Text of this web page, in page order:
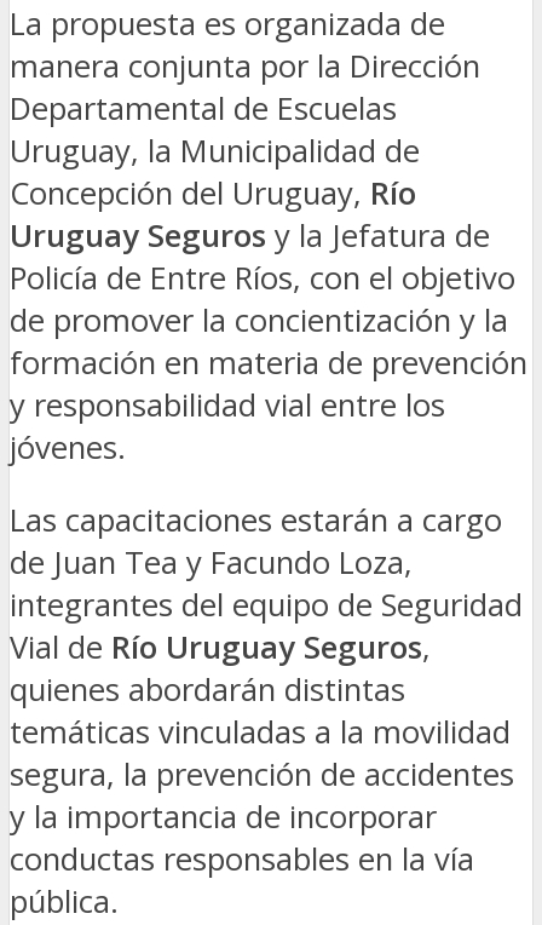
La propuesta es organizada de
manera conjunta por la Dirección
Departamental de Escuelas
Uruguay, la Municipalidad de
Concepción del Uruguay, Río
Uruguay Seguros y la Jefatura de
Policía de Entre Ríos, con el objetivo
de promover la concientización y la
formación en materia de prevención
y responsabilidad vial entre los
jóvenes.
Las capacitaciones estarán a cargo
de Juan Tea y Facundo Loza,
integrantes del equipo de Seguridad
Vial de Río Uruguay Seguros,
quienes abordarán distintas
temáticas vinculadas a la movilidad
segura, la prevención de accidentes
y la importancia de incorporar
conductas responsables en la vía
pública.